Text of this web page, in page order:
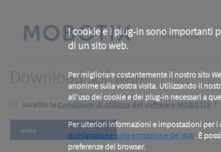
I cookie e i plug-in sono importanti
di un sito web.
Per migliorare costantemente il nostro sito
anonime sulla vostra visita. Utilizzando il
all'uso dei cookie e dei plug-in necessari a
Per ulteriori informazioni e impostazioni per
dichiarazione sulla protezione dei dati. È
preferenze del browser.
content
Main
Soluzioni
Download software
Accetto le Condizioni di utilizzo del software MOBOTIX*